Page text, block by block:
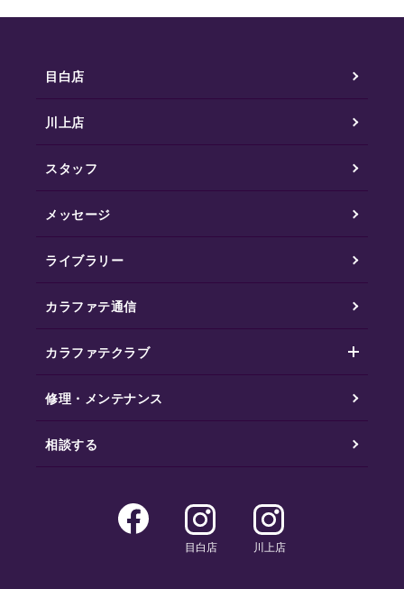
目白店
川上店
スタッフ
メッセージ
ライブラリー
カラファテ通信
カラファテクラブ
修理・メンテナンス
相談する
目白店 川上店